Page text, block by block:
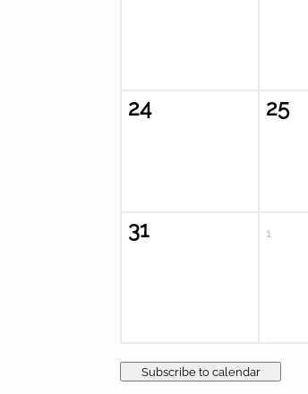
24 25
31 1
Subscribe to calendar